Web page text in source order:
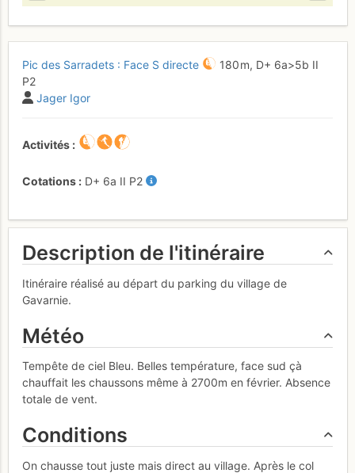
Pic des Sarradets : Face S directe 180 m, D+ 6a>5b II
P2
Jager Igor
Activités
Cotations D+ 6a II P2
Description de l'itinéraire
Itinéraire réalisé au départ du parking du village de
Gavarnie.
Météo
Tempête de ciel Bleu. Belles température, face sud çà
chauffait les chaussons même à 2700m en février. Absence
totale de vent.
Conditions
On chausse tout juste mais direct au village. Après le col